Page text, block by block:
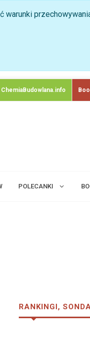
ChemiaBudowlana.info
POLECANKI
RANKINGI,